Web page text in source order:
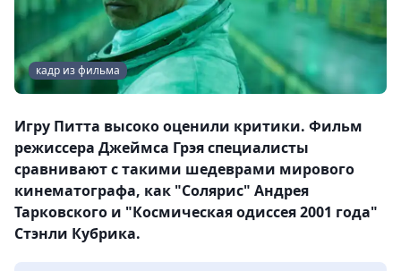
кадр из фильма
Игру Питта высоко оценили критики. Фильм
режиссера Джеймса Грэя специалисты
сравнивают с такими шедеврами мирового
кинематографа, как "Солярис" Андрея
Тарковского и "Космическая одиссея 2001 года"
Стэнли Кубрика.